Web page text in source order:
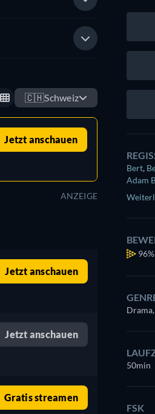
🇨🇭Schweiz
Jetzt anschauen
ANZEIGE
Jetzt anschauen
Jetzt anschauen
Gratis streamen
Bert,
Adam
96%
50min
FSK